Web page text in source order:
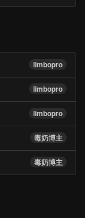
limbopro
limbopro
limbopro
毒奶博主
毒奶博主